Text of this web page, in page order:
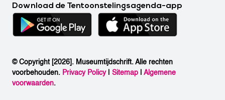
Download de Tentoonstelingsagenda-app
© Copyright [2026]. Museumtijdschrift. Alle rechten
voorbehouden. Privacy Policy| Sitemap |Algemene
voorwaarden.